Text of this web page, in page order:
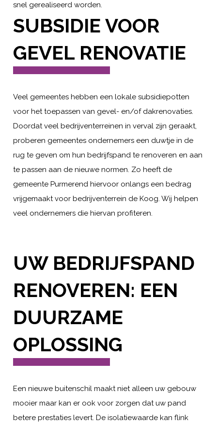
snel gerealiseerd worden.
SUBSIDIE VOOR
GEVEL RENOVATIE
Veel gemeentes hebben een lokale subsidiepotten
voor het toepassen van gevel- en/of dakrenovaties.
Doordat veel bedrijventerreinen in verval zijn geraakt,
proberen gemeentes ondernemers een duwtje in de
rug te geven om hun bedrijfspand te renoveren en aan
te passen aan de nieuwe normen. Zo heeft de
gemeente Purmerend hiervoor onlangs een bedrag
vrijgemaakt voor bedrijventerrein de Koog. Wij helpen
veel ondernemers die hiervan profiteren.
UW BEDRIJFSPAND
RENOVEREN: EEN
DUURZAME
OPLOSSING
Een nieuwe buitenschil maakt niet alleen uw gebouw
mooier maar kan er ook voor zorgen dat uw pand
betere prestaties levert. De isolatiewaarde kan flink